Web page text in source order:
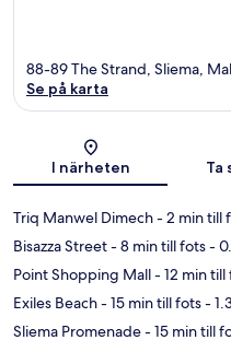
88-89 The Strand, Sliema,
Se på karta
I närheten Ta
Triq Manwel Dimech- 2 min till
Bisazza Street- 8 min till fots-
Point Shopping Mall- 12 min till
Exiles Beach- 15 min till fots-
Sliema Promenade- 15 min till